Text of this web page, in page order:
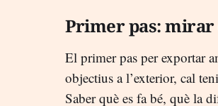
Primer pas: mirar
El primer pas per exportar
objectius a l’exterior, cal
Saber què es fa bé, què la